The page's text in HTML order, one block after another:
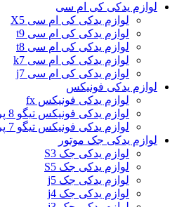
لوازم یدکی کی ام سی
لوازم یدکی کی ام سی X5
لوازم یدکی کی ام سی t9
لوازم یدکی کی ام سی t8
لوازم یدکی کی ام سی k7
لوازم یدکی کی ام سی j7
لوازم یدکی فونیکس
لوازم یدکی فونیکس fx
لوازم یدکی فونیکس تیگو 8 پرو
لوازم یدکی فونیکس تیگو 7 پرو
لوازم یدکی جک موتور
لوازم یدکی جک S3
لوازم یدکی جک S5
لوازم یدکی جک j5
لوازم یدکی جک j4